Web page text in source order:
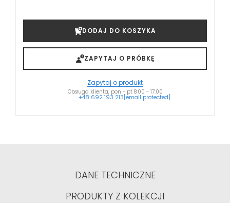
DODAJ DO KOSZYKA
ZAPYTAJ O PRÓBKĘ
Zapytaj o produkt
Obsługa klienta, pon - pt 8:00 - 17:00
+48 692 193 213[email protected]
DANE TECHNICZNE
PRODUKTY Z KOLEKCJI